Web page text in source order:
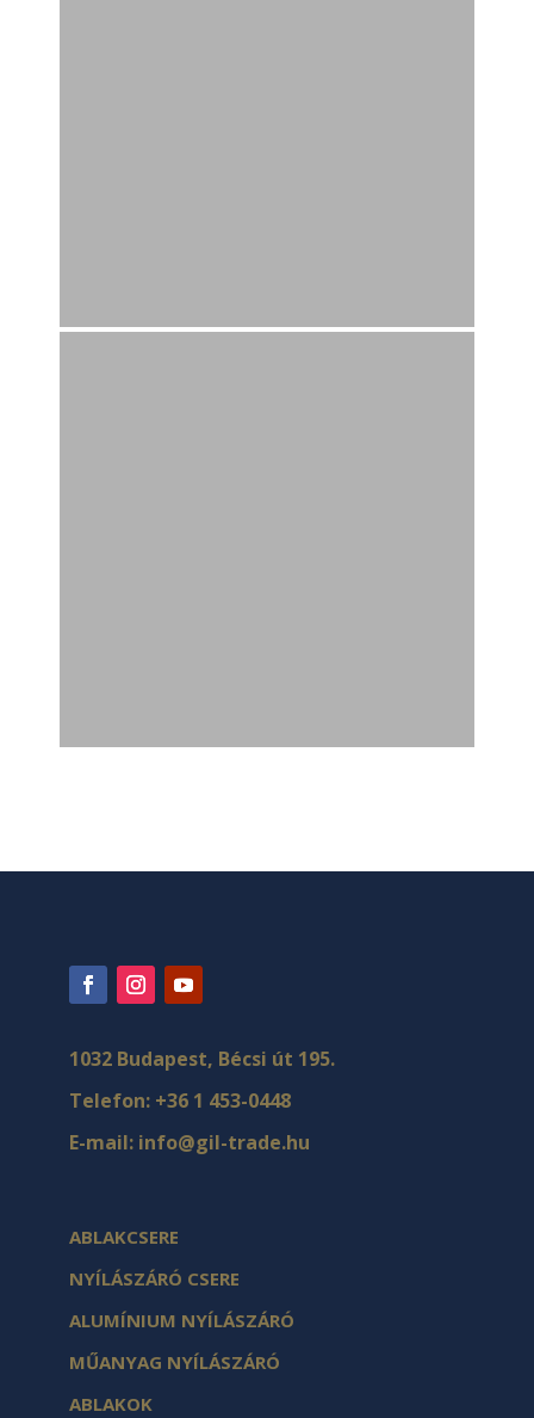
1032 Budapest, Bécsi út 195.
Telefon: +36 1 453-0448
E-mail: info@gil-trade.hu
ABLAKCSERE
NYÍLÁSZÁRÓ CSERE
ALUMÍNIUM NYÍLÁSZÁRÓ
MŰANYAG NYÍLÁSZÁRÓ
ABLAKOK